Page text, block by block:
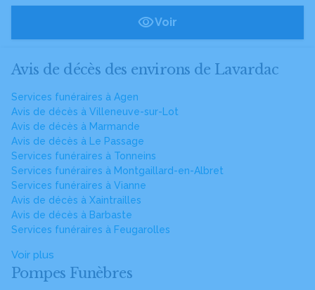
Voir
Avis de décès des environs de Lavardac
Services funéraires à Agen
Avis de décès à Villeneuve-sur-Lot
Avis de décès à Marmande
Avis de décès à Le Passage
Services funéraires à Tonneins
Services funéraires à Montgaillard-en-Albret
Services funéraires à Vianne
Avis de décès à Xaintrailles
Avis de décès à Barbaste
Services funéraires à Feugarolles
Voir plus
Pompes Funèbres